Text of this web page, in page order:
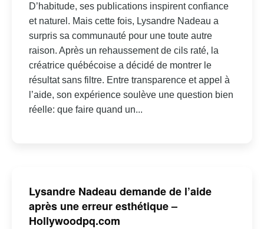
D’habitude, ses publications inspirent confiance
et naturel. Mais cette fois, Lysandre Nadeau a
surpris sa communauté pour une toute autre
raison. Après un rehaussement de cils raté, la
créatrice québécoise a décidé de montrer le
résultat sans filtre. Entre transparence et appel à
l’aide, son expérience soulève une question bien
réelle: que faire quand un...
Lysandre Nadeau demande de l’aide
après une erreur esthétique –
Hollywoodpq.com